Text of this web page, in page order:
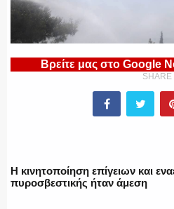
ΥΑΤ/ΥΜΕΤ
ΕΛΛΗΝΙΚΗ ΑΣΤΥΝΟΜΙΑ
ΠΥΡΟΣΒΕΣΤΙΚΗ
Βρείτε μας στο Google
SHARE
Η κινητοποίηση επίγειων και
πυροσβεστικής ήταν άμεση